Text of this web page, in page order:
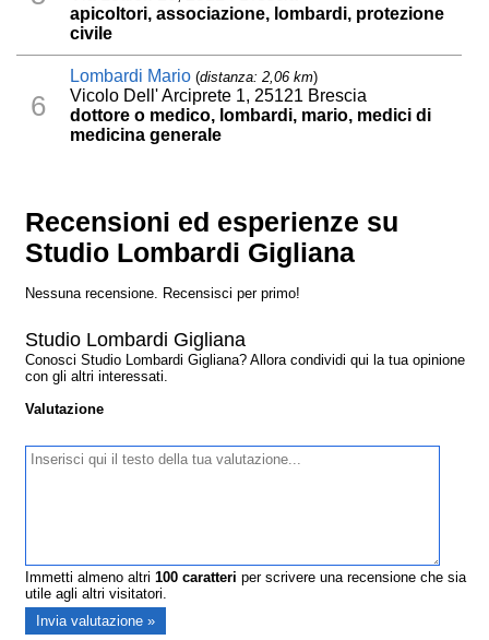
apicoltori, associazione, lombardi, protezione
civile
6
Lombardi Mario (distanza: 2,06 km)
Vicolo Dell' Arciprete 1, 25121 Brescia
dottore o medico, lombardi, mario, medici di
medicina generale
Recensioni ed esperienze su
Studio Lombardi Gigliana
Nessuna recensione. Recensisci per primo!
Studio Lombardi Gigliana
Conosci Studio Lombardi Gigliana? Allora condividi qui la tua opinione
con gli altri interessati.
Valutazione
Immetti almeno altri100 caratteri per scrivere una recensione che sia
utile agli altri visitatori.